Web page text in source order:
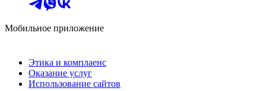
Мобильное приложение
Этика и комплаенс
Оказание услуг
Использование сайтов